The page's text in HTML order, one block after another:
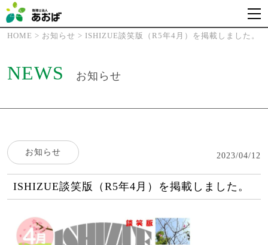
HOME > お知らせ > ISHIZUE談笑版（R5年4月）を掲載しました。
NEWS お知らせ
お知らせ 2023/04/12
ISHIZUE談笑版（R5年4月）を掲載しました。